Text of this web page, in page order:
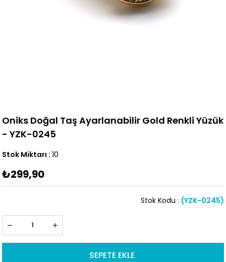
Oniks Doğal Taş Ayarlanabilir Gold Renkli Yüzük
- YZK-0245
Stok Miktarı : 10
₺299,90
(YZK-0245)
Stok Kodu